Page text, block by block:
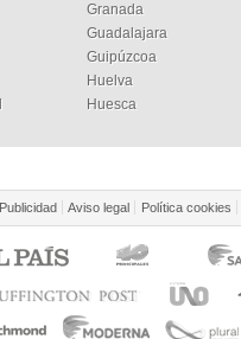
Granada
Guadalajara
Guipúzcoa
Huelva
Huesca
Publicidad Aviso legal Política cookies